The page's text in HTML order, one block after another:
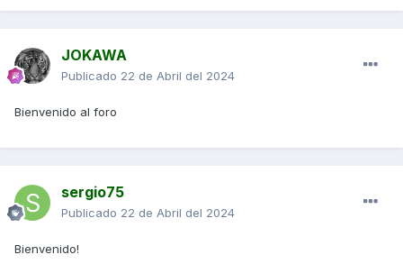
JOKAWA
Publicado 22 de Abril del 2024
Bienvenido al foro
sergio75
Publicado 22 de Abril del 2024
Bienvenido!